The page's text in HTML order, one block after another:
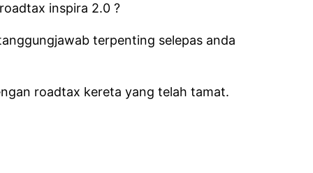
inspira 2.0 ?
terpenting selepas anda
roadtax kereta yang telah tamat.